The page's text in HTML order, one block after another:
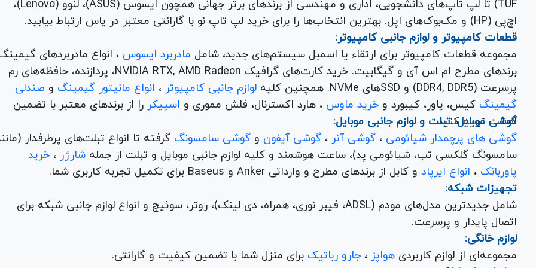
TUF) تا لپ تاپ‌های دانشجویی، اداری و مهندسی از برندهای برتر جهانی همچون ایسوس (ASUS)، لنوو (Lenovo)،
اچ‌پی (HP) و مک‌بوک‌های اپل. بهترین انتخاب‌ها را برای خرید لپ تاپ نو با گارانتی معتبر در یاس ارتباط بیابید.
قطعات کامپیوتر و لوازم جانبی کامپیوتر:
مجموعه قطعات کامپیوتر برای ارتقاء یا اسمبل سیستم‌های جدید، شامل مادربرد ایسوس ، انواع مادربردهای
برندهای مطرح ام اس آی و گیگابیت. خرید کارت‌های گرافیک NVIDIA RTX, AMD Radeon، پردازنده‌، حافظه‌های رم
پرسرعت (DDR4, DDR5) و SSDهای NVMe. همچنین کلیه
لوازم جانبی کامپیوتر ، انواع مانیتور گیمینگ
صندلی
گیمینگ کیس، پاور، کیبورد و خرید ماوس ، هارد اکسترنال، فلش مموری و اسپیکر را از برندهای معتبر با تضمین
اصالت تهیه کنید.
گوشی موبایل، تبلت و لوازم جانبی موبایل:
گوشی های پرچمدار شیائومی ، گوشی آنر ، گوشی آیفون گوشی سامسونگ گرفته تا انواع تبلت‌های پرطرفدار
سامسونگ گلکسی تب، شیائومی پد)، ساعت هوشمند و کلیه لوازم جانبی موبایل و تبلت از جملهشارژر ، خرید
پاوربانک ، انواع ایرپاد
تجهیزات شبکه:
شامل جدیدترین مدل‌های مودم (ADSL، فیبر نوری، همراه، دی لینک)، روتر، سوئیچ و انواع لوازم جانبی شبکه برای
اتصال پایدار و پرسرعت.
لوازم خانگی:
مجموعه‌ای از لوازم کاربردیهواپز ، جارو رباتیک برای منزل شما با تضمین کیفیت و گارانتی.